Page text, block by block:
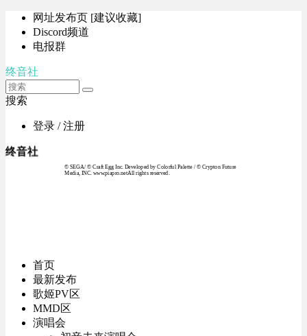
网址发布页 [建议收藏]
Discord频道
电报群
终音社
搜索
登录 / 注册
终音社
© SEGA / © Craft Egg Inc. Developed by Colorful Palette / © Crypton Future
Media, INC. www.piapro.netAll rights reserved.
首页
最新发布
歌姬PV区
MMD区
演唱会